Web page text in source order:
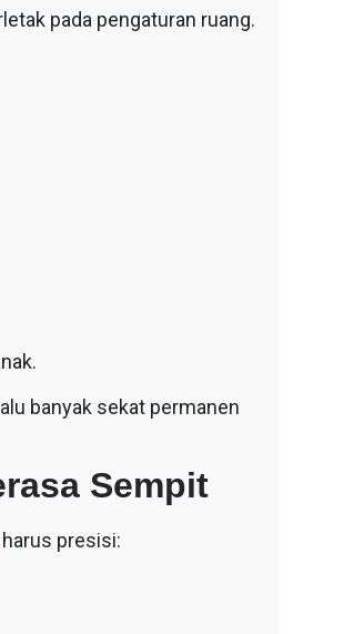
pada pengaturan ruang.
banyak sekat permanen
Sempit
presisi: